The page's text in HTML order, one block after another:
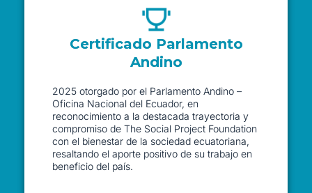
Certificado Parlamento
Andino
2025 otorgado por el Parlamento Andino –
Oficina Nacional del Ecuador, en
reconocimiento a la destacada trayectoria y
compromiso de The Social Project Foundation
con el bienestar de la sociedad ecuatoriana,
resaltando el aporte positivo de su trabajo en
beneficio del país.